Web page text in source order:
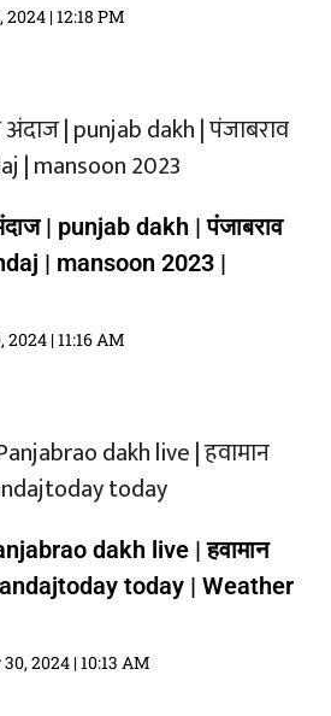
2024 12:18 PM
| punjab dakh | पंजाबराव
| mansoon 2023 |
2024 11:16 AM
dakh live | हवामान
today | Weather
2024 10:13 AM